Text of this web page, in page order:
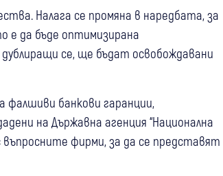
Налага се промяна в наредбата, за
е да бъде оптимизирана
се, ще бъдат освобождавани
фалшиви банкови гаранции,
на Държавна агенция “Национална
фирми, за да се представят